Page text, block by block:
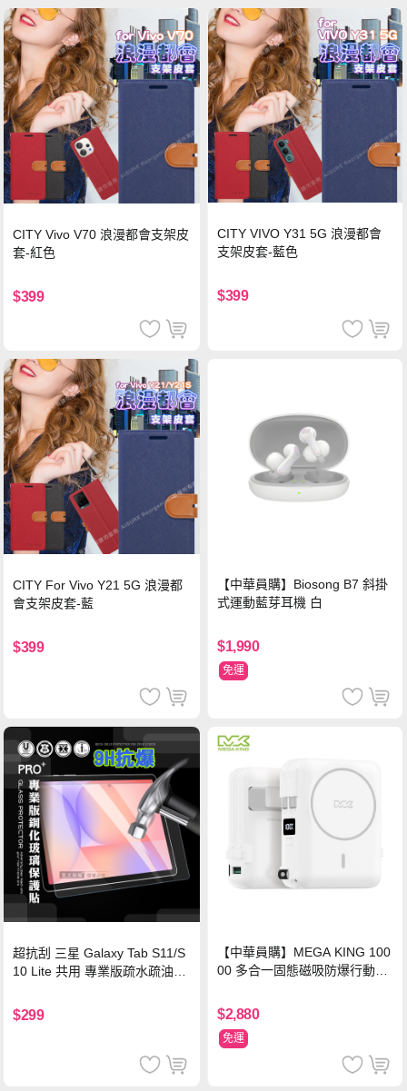
CITY Vivo V70 浪漫都會支架皮
套-紅色
$399
CITY VIVO Y31 5G 浪漫都會
支架皮套-藍色
$399
CITY For Vivo Y21 5G 浪漫都
會支架皮套-藍
$399
【中華員購】Biosong B7 斜掛
式運動藍芽耳機 白
$1,990
免運
超抗刮 三星 Galaxy Tab S11/S
10 Lite 共用 專業版疏水疏油9H
$299
【中華員購】MEGA KING 100
00 多合一固態磁吸防爆行動電
$2,880
免運